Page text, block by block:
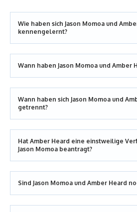
Wie haben sich Jason Momoa und
kennengelernt?
Wann haben Jason Momoa und Amber
Wann haben sich Jason Momoa und
getrennt?
Hat Amber Heard eine einstweilige
Jason Momoa beantragt?
Sind Jason Momoa und Amber Heard